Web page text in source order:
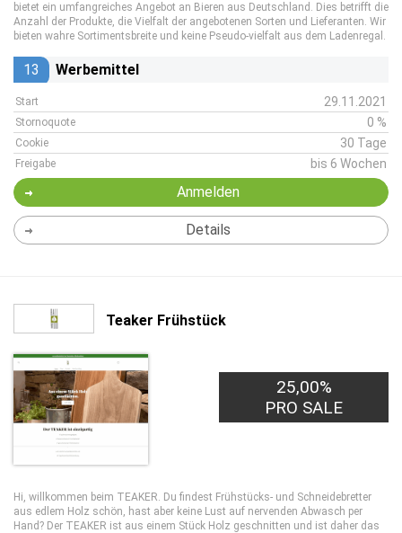
bietet ein umfangreiches Angebot an Bieren aus Deutschland. Dies betrifft die
Anzahl der Produkte, die Vielfalt der angebotenen Sorten und Lieferanten. Wir
bieten wahre Sortimentsbreite und keine Pseudo-vielfalt aus dem Ladenregal.
13 Werbemittel
Start 29.11.2021
Stornoquote 0 %
Cookie 30 Tage
Freigabe bis 6 Wochen
Anmelden
Details
Teaker Frühstück
25,00%
PRO SALE
Hi, willkommen beim TEAKER. Du findest Frühstücks- und Schneidebretter
aus edlem Holz schön, hast aber keine Lust auf nervenden Abwasch per
Hand? Der TEAKER ist aus einem Stück Holz geschnitten und ist daher das